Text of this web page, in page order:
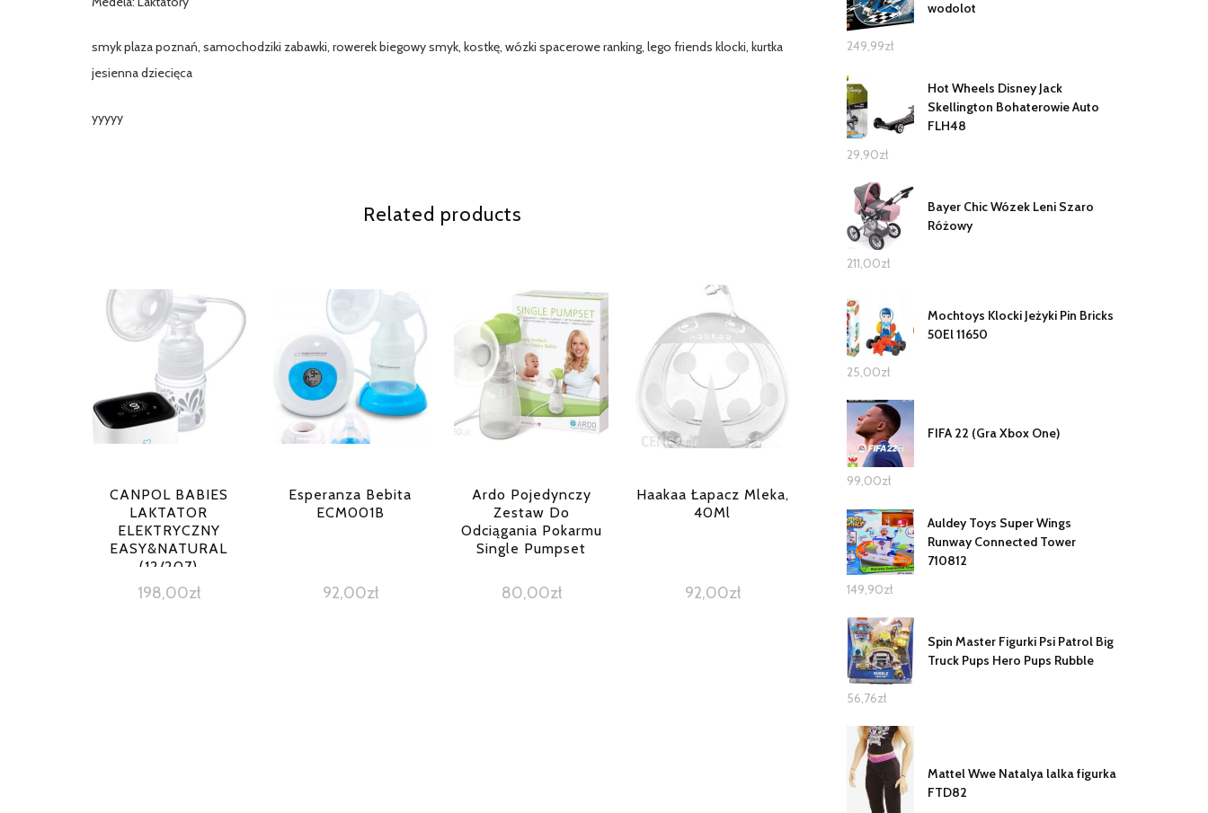
smyk plaza poznań, samochodziki zabawki, rowerek biegowy smyk, kostkę, wózki spacerowe ranking, lego friends klocki, kurtka
jesienna dziecięca
yyyyy
Related products
CANPOL BABIES
LAKTATOR
ELEKTRYCZNY
EASY&NATURAL
(12/207)
198,00zł
Esperanza Bebita
ECM001B
92,00zł
Ardo Pojedynczy
Zestaw Do
Odciągania Pokarmu
Single Pumpset
80,00zł
Haakaa Łapacz Mleka,
40Ml
92,00zł
wodolot
249,99zł
Hot Wheels Disney Jack
Skellington Bohaterowie Auto
FLH48
29,90zł
Bayer Chic Wózek Leni Szaro
Różowy
211,00zł
Mochtoys Klocki Jeżyki Pin Bricks
50El 11650
25,00zł
FIFA 22 (Gra Xbox One)
99,00zł
Auldey Toys Super Wings
Runway Connected Tower
710812
149,90zł
Spin Master Figurki Psi Patrol Big
Truck Pups Hero Pups Rubble
56,76zł
Mattel Wwe Natalya lalka figurka
FTD82